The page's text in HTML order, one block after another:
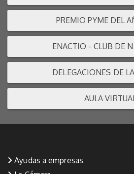
PREMIO PYME DEL
ENACTIO - CLUB DE
DELEGACIONES DE
AULA
Ayudas a empresas